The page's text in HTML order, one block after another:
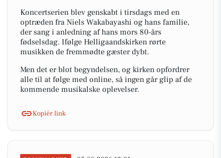
Koncertserien blev genskabt i tirsdags med en
optræden fra Niels Wakabayashi og hans familie,
der sang i anledning af hans mors 80-års
fødselsdag. Ifølge Helligaandskirken rørte
musikken de fremmødte gæster dybt.
Men det er blot begyndelsen, og kirken opfordrer
alle til at følge med online, så ingen går glip af de
kommende musikalske oplevelser.
Kopiér link